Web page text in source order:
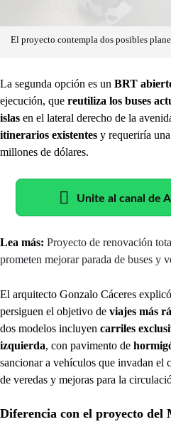
El proyecto contempla dos posibles
La segunda opción es un BRT
ejecución, que reutiliza los buses
islas en el lateral derecho de la
itinerarios existentes y requeriría
millones de dólares.
Unite al canal de
Lea más: Proyecto de renovación
prometen mejorar parada de buses y
El arquitecto Gonzalo Cáceres
persiguen el objetivo de viajes más
dos modelos incluyen carriles
izquierda, con pavimento de
sancionar a vehículos que invadan
de veredas y mejoras para la
Diferencia con el proyecto del